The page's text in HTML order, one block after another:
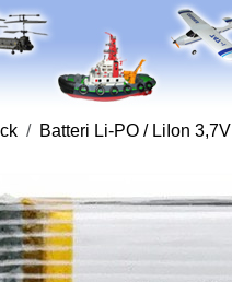
Batteri Li-PO / LiIon 3,7V